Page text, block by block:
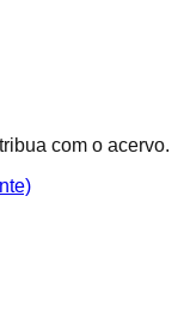
com o acervo.